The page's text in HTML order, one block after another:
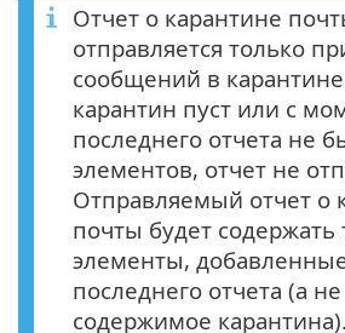
Отчет о карантине
отправляется только
сообщений в
карантин пуст или с
последнего отчета не
элементов, отчет не
Отправляемый отчет о
почты будет
элементы,
последнего отчета (а
содержимое карантина).